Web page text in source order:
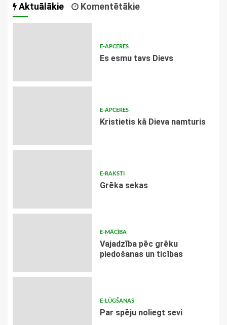
Aktuālākie Komentētākie
E-APCERES
Es esmu tavs Dievs
E-APCERES
Kristietis kā Dieva namturis
E-RAKSTI
Grēka sekas
E-MĀCĪBA
Vajadzība pēc grēku
piedošanas un ticības
E-LŪGŠANAS
Par spēju noliegt sevi